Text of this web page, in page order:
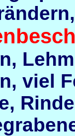
viel